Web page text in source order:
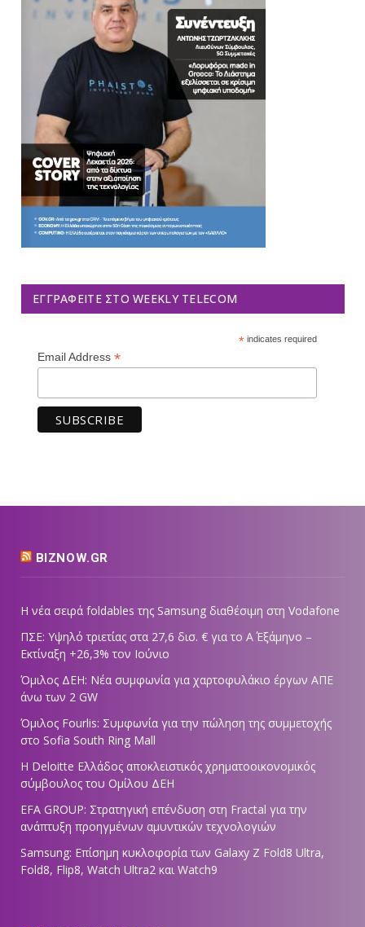
ΕΓΓΡΑΦΕΊΤΕ ΣΤΟ WEEKLY TELECOM
*indicates required
Email Address *
BIZNOW.GR
Η νέα σειρά foldables της Samsung διαθέσιμη στη Vodafone
ΠΣΕ: Υψηλό τριετίας στα 27,6 δισ. € για το Α΄ Εξάμηνο –
Εκτίναξη +26,3% τον Ιούνιο
Όμιλος ΔΕΗ: Νέα συμφωνία για χαρτοφυλάκιο έργων ΑΠΕ
άνω των 2 GW
Όμιλος Fourlis: Συμφωνία για την πώληση της συμμετοχής
στο Sofia South Ring Mall
Η Deloitte Ελλάδος αποκλειστικός χρηματοοικονομικός
σύμβουλος του Ομίλου ΔΕΗ
EFA GROUP: Στρατηγική επένδυση στη Fractal για την
ανάπτυξη προηγμένων αμυντικών τεχνολογιών
Samsung: Επίσημη κυκλοφορία των Galaxy Z Fold8 Ultra,
Fold8, Flip8, Watch Ultra2 και Watch9